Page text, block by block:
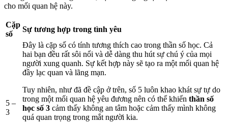
cho mối quan hệ này.
Cặp
số
Sự tương hợp trong tình yêu
5 –
3
Đây là cặp số có tính tương thích cao trong thần số học. Cả
hai bạn đều rất sôi nổi và dễ dàng thu hút sự chú ý của mọi
người xung quanh. Sự kết hợp này sẽ tạo ra một mối quan hệ
đầy lạc quan và lãng mạn.
Tuy nhiên, như đã đề cập ở trên, số 5 luôn khao khát sự tự do
trong một mối quan hệ yêu đương nên có thể khiến thần số
học số 3 cảm thấy không an tâm hoặc cảm thấy mình không
quá quan trọng trong mắt người kia.